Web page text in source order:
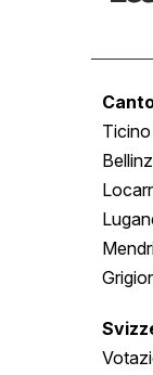
Ticino